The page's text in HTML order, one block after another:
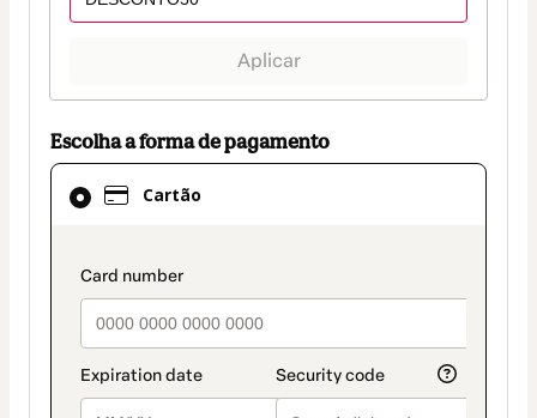
Aplicar
Escolha a forma de pagamento
Cartão
payment_data.section_title_v2
Cartão
selecionado
pagamento